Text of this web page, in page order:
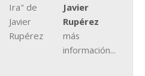
Javier
Rupérez
más
información...